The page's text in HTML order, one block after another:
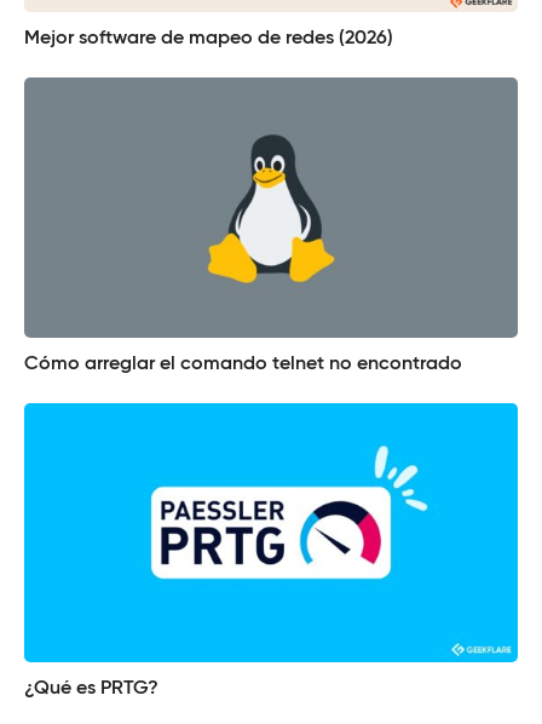
Mejor software de mapeo de redes (2026)
Cómo arreglar el comando telnet no encontrado
¿Qué es PRTG?